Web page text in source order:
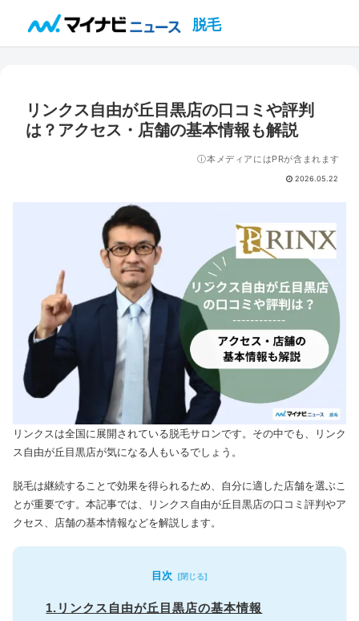
脱毛
リンクス自由が丘目黒店の口コミや評判
は？アクセス・店舗の基本情報も解説
ⓘ本メディアにはPRが含まれます
2026.05.22
リンクスは全国に展開されている脱毛サロンです。 その中でも、リンク
ス自由が丘目黒店が気になる人もいるでしょう。
脱毛は継続することで効果を得られるため、自分に適した店舗を選ぶこ
とが重要です。 本記事では、リンクス自由が丘目黒店の口コミ評判やア
クセス、店舗の基本情報などを解説します。
目次
1.リンクス自由が丘目黒店の基本情報